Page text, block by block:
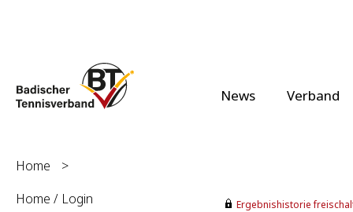
News Verband
Home
>
Home / Login
Ergebnishistorie